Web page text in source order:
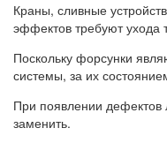
Краны, сливные
эффектов требуют ухода
Поскольку форсунки
системы, за их
При появлении
заменить.